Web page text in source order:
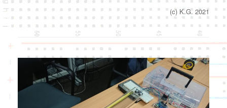
(c) K.G. 2021